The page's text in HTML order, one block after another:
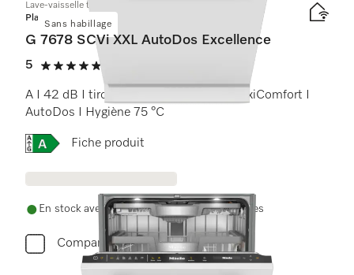
Sans habillage
Lave-vaisselle totalement intégrable XXL
Platinum
G 7678 SCVi XXL AutoDos Excellence
5
5 étoiles sur 5
A I 42 dB I tiroir à couverts I paniers MaxiComfort I
AutoDos I Hygiène 75 °C
Online Label Flag, Etiquette énergétique
Fiche produit
En stock avec livraison et installation gratuites
Comparer